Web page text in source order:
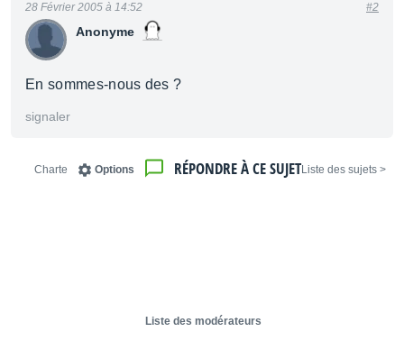
Anonyme
28 Février 2005 à 14:52 #2
En sommes-nous des ?
signaler
< Liste des sujets
RÉPONDRE À CE SUJET
Options
Charte
Liste des modérateurs